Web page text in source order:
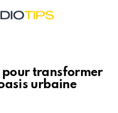
pour transformer
urbaine